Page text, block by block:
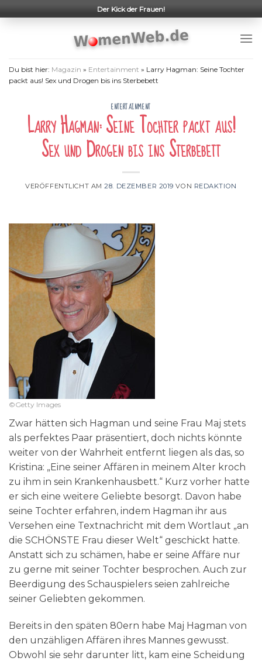
to
Der Kick der Frauen!
Du bist hier: Magazin » Entertainment » Larry Hagman: Seine Tochter
packt aus! Sex und Drogen bis ins Sterbebett
ENTERTAINMENT
Larry Hagman: Seine Tochter packt aus!
Sex und Drogen bis ins Sterbebett
VERÖFFENTLICHT AM28. DEZEMBER 2019 VON REDAKTION
©Getty Images
Zwar hätten sich Hagman und seine Frau Maj stets
als perfektes Paar präsentiert, doch nichts könnte
weiter von der Wahrheit entfernt liegen als das, so
Kristina: „Eine seiner Affären in meinem Alter kroch
zu ihm in sein Krankenhausbett.“ Kurz vorher hatte
er sich eine weitere Geliebte besorgt. Davon habe
seine Tochter erfahren, indem Hagman ihr aus
Versehen eine Textnachricht mit dem Wortlaut „an
die SCHÖNSTE Frau dieser Welt“ geschickt hatte.
Anstatt sich zu schämen, habe er seine Affäre nur
zu gerne mit seiner Tochter besprochen. Auch zur
Beerdigung des Schauspielers seien zahlreiche
seiner Geliebten gekommen.
Bereits in den späten 80ern habe Maj Hagman von
den unzähligen Affären ihres Mannes gewusst.
Obwohl sie sehr darunter litt, kam eine Scheidung